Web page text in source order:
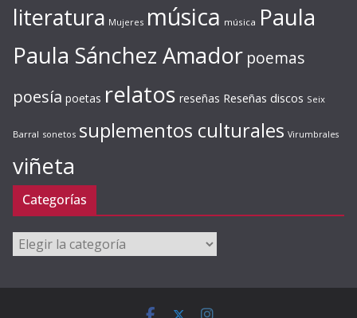
literatura Mujeres música música Paula
Paula Sánchez Amador poemas
poesía poetas relatos reseñas Reseñas discos Seix
Barral sonetos suplementos culturales Virumbrales
viñeta
Categorías
Categorías